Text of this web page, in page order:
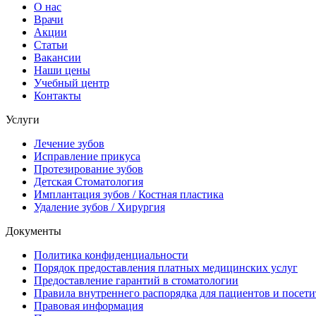
О нас
Врачи
Акции
Статьи
Вакансии
Наши цены
Учебный центр
Контакты
Услуги
Лечение зубов
Исправление прикуса
Протезирование зубов
Детская Стоматология
Имплантация зубов / Костная пластика
Удаление зубов / Хирургия
Документы
Политика конфиденциальности
Порядок предоставления платных медицинских услуг
Предоставление гарантий в стоматологии
Правила внутреннего распорядка для пациентов и
Правовая информация